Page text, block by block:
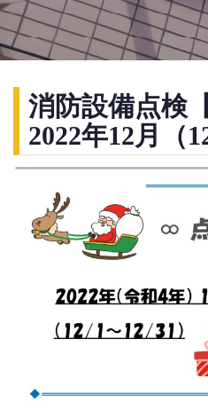
消防設備点検
2022年12月（